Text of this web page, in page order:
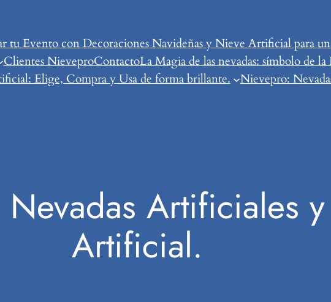
tu Evento con Decoraciones Navideñas y Nieve Artificial para
Clientes NieveproContactoLa Magia de las nevadas: símbolo de
Elige, Compra y Usa de forma brillante.
Nievepro:
Artificiales
Artificial.